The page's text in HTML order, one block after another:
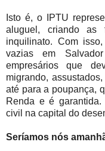
Isto é, o IPTU
aluguel, criando
inquilinato. Com
vazias em
empresários que
migrando,
até para a poupança,
Renda e é
civil na capital do
Seríamos nós